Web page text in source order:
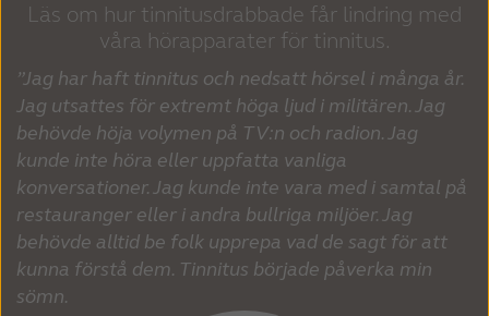
Läs om hur tinnitusdrabbade får lindring med
våra hörapparater för tinnitus.
”Jag har haft tinnitus och nedsatt hörsel i många år.
Jag utsattes för extremt höga ljud i militären. Jag
behövde höja volymen på TV:n och radion. Jag
kunde inte höra eller uppfatta vanliga
konversationer. Jag kunde inte vara med i samtal på
restauranger eller i andra bullriga miljöer. Jag
behövde alltid be folk upprepa vad de sagt för att
kunna förstå dem. Tinnitus började påverka min
sömn.